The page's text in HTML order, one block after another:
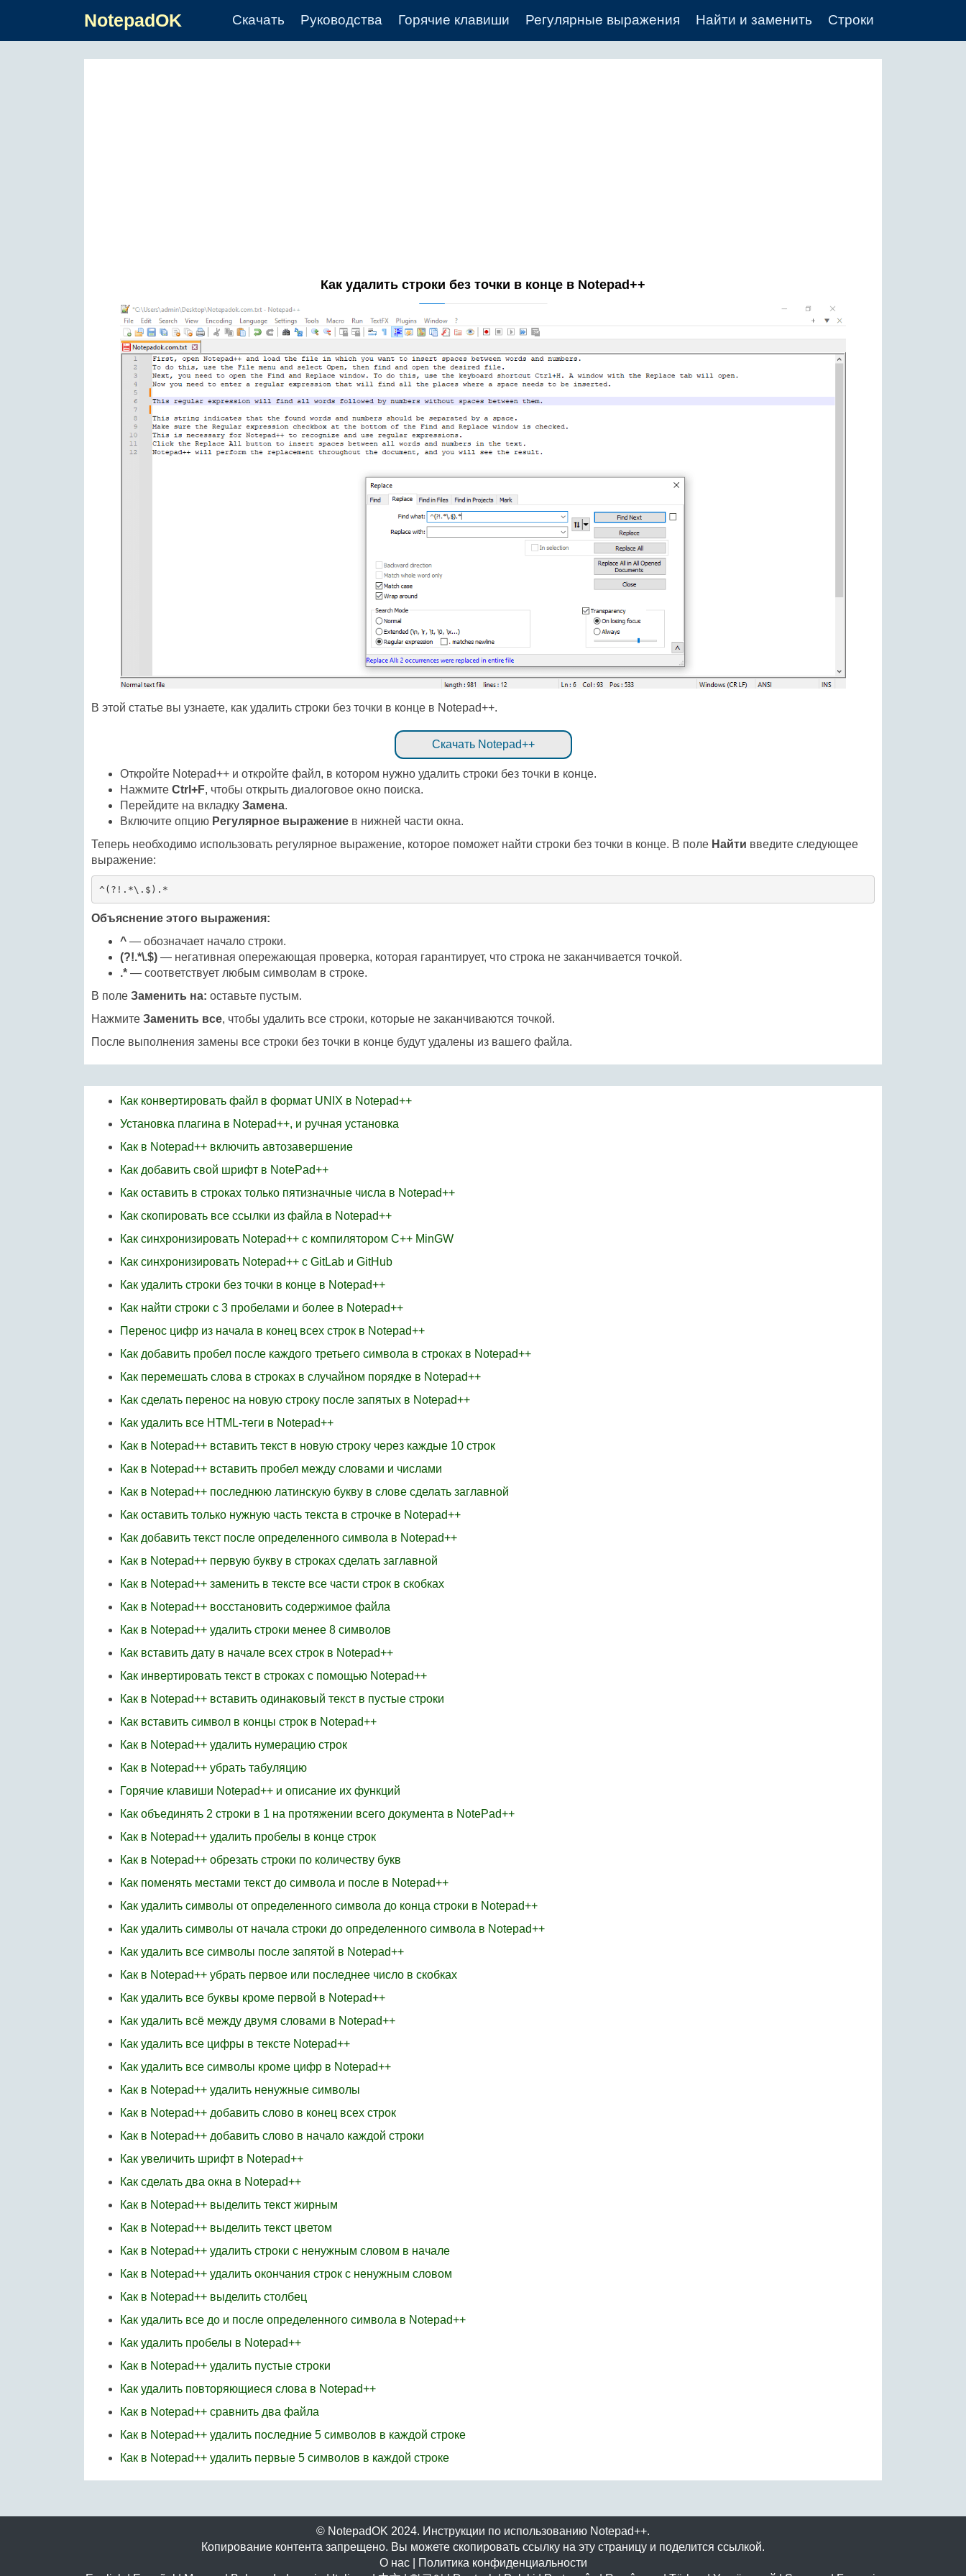
NotepadOK Скачать Руководства Горячие клавиши Регулярные выражения Найти и заменить Строки
Как удалить строки без точки в конце в Notepad++
В этой статье вы узнаете, как удалить строки без точки в конце в Notepad++.
Скачать Notepad++
Откройте Notepad++ и откройте файл, в котором нужно удалить строки без точки в конце.
Нажмите Ctrl+F, чтобы открыть диалоговое окно поиска.
Перейдите на вкладку Замена.
Включите опцию Регулярное выражение в нижней части окна.
Теперь необходимо использовать регулярное выражение, которое поможет найти строки без точки в конце. В поле Найти введите следующее
выражение:
^(?!.*\.$).*
Объяснение этого выражения:
^ — обозначает начало строки.
(?!.*\.$) — негативная опережающая проверка, которая гарантирует, что строка не заканчивается точкой.
.* — соответствует любым символам в строке.
В поле Заменить на: оставьте пустым.
Нажмите Заменить все, чтобы удалить все строки, которые не заканчиваются точкой.
После выполнения замены все строки без точки в конце будут удалены из вашего файла.
Как конвертировать файл в формат UNIX в Notepad++
Установка плагина в Notepad++, и ручная установка
Как в Notepad++ включить автозавершение
Как добавить свой шрифт в NotePad++
Как оставить в строках только пятизначные числа в Notepad++
Как скопировать все ссылки из файла в Notepad++
Как синхронизировать Notepad++ с компилятором C++ MinGW
Как синхронизировать Notepad++ с GitLab и GitHub
Как удалить строки без точки в конце в Notepad++
Как найти строки с 3 пробелами и более в Notepad++
Перенос цифр из начала в конец всех строк в Notepad++
Как добавить пробел после каждого третьего символа в строках в Notepad++
Как перемешать слова в строках в случайном порядке в Notepad++
Как сделать перенос на новую строку после запятых в Notepad++
Как удалить все HTML-теги в Notepad++
Как в Notepad++ вставить текст в новую строку через каждые 10 строк
Как в Notepad++ вставить пробел между словами и числами
Как в Notepad++ последнюю латинскую букву в слове сделать заглавной
Как оставить только нужную часть текста в строчке в Notepad++
Как добавить текст после определенного символа в Notepad++
Как в Notepad++ первую букву в строках сделать заглавной
Как в Notepad++ заменить в тексте все части строк в скобках
Как в Notepad++ восстановить содержимое файла
Как в Notepad++ удалить строки менее 8 символов
Как вставить дату в начале всех строк в Notepad++
Как инвертировать текст в строках с помощью Notepad++
Как в Notepad++ вставить одинаковый текст в пустые строки
Как вставить символ в концы строк в Notepad++
Как в Notepad++ удалить нумерацию строк
Как в Notepad++ убрать табуляцию
Горячие клавиши Notepad++ и описание их функций
Как объединять 2 строки в 1 на протяжении всего документа в NotePad++
Как в Notepad++ удалить пробелы в конце строк
Как в Notepad++ обрезать строки по количеству букв
Как поменять местами текст до символа и после в Notepad++
Как удалить символы от определенного символа до конца строки в Notepad++
Как удалить символы от начала строки до определенного символа в Notepad++
Как удалить все символы после запятой в Notepad++
Как в Notepad++ убрать первое или последнее число в скобках
Как удалить все буквы кроме первой в Notepad++
Как удалить всё между двумя словами в Notepad++
Как удалить все цифры в тексте Notepad++
Как удалить все символы кроме цифр в Notepad++
Как в Notepad++ удалить ненужные символы
Как в Notepad++ добавить слово в конец всех строк
Как в Notepad++ добавить слово в начало каждой строки
Как увеличить шрифт в Notepad++
Как сделать два окна в Notepad++
Как в Notepad++ выделить текст жирным
Как в Notepad++ выделить текст цветом
Как в Notepad++ удалить строки с ненужным словом в начале
Как в Notepad++ удалить окончания строк с ненужным словом
Как в Notepad++ выделить столбец
Как удалить все до и после определенного символа в Notepad++
Как удалить пробелы в Notepad++
Как в Notepad++ удалить пустые строки
Как удалить повторяющиеся слова в Notepad++
Как в Notepad++ сравнить два файла
Как в Notepad++ удалить последние 5 символов в каждой строке
Как в Notepad++ удалить первые 5 символов в каждой строке
© NotepadOK 2024. Инструкции по использованию Notepad++.
Копирование контента запрещено. Вы можете скопировать ссылку на эту страницу и поделится ссылкой.
О нас|
Политика конфиденциальности